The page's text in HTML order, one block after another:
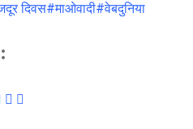
दिवस#माओवादी#वेबदुनिया
LinkedIn
Whatsapp